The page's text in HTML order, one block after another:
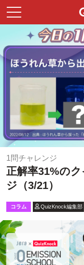
1問チャレンジ
正解率31%の
ジ（3/21）
コラム QuizKnock編集部